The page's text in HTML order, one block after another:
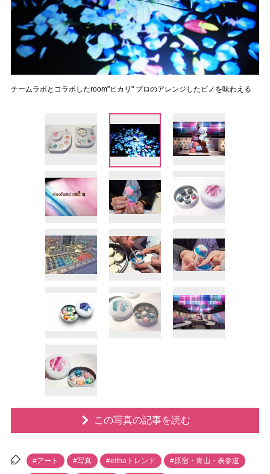
チームラボとコラボしたroom"ヒカリ" プロのアレンジしたピノを味わえる
この写真の記事を読む
#アート #写真 #elthaトレンド #原宿・青山・表参道